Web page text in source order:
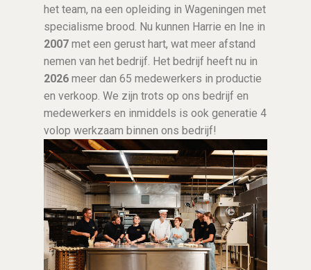
het team, na een opleiding in Wageningen met
specialisme brood. Nu kunnen Harrie en Ine in
2007 met een gerust hart, wat meer afstand
nemen van het bedrijf. Het bedrijf heeft nu in
2026 meer dan 65 medewerkers in productie
en verkoop. We zijn trots op ons bedrijf en
medewerkers en inmiddels is ook generatie 4
volop werkzaam binnen ons bedrijf!